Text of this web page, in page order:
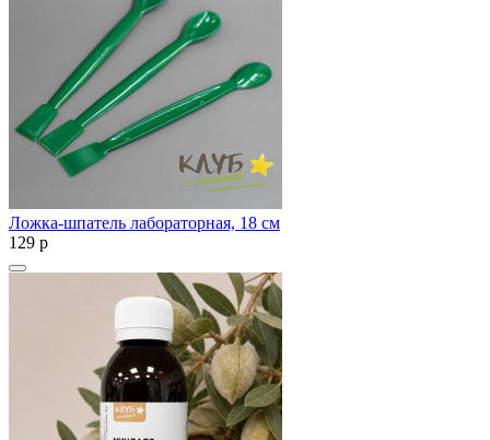
Ложка-шпатель лабораторная, 18 см
129 p